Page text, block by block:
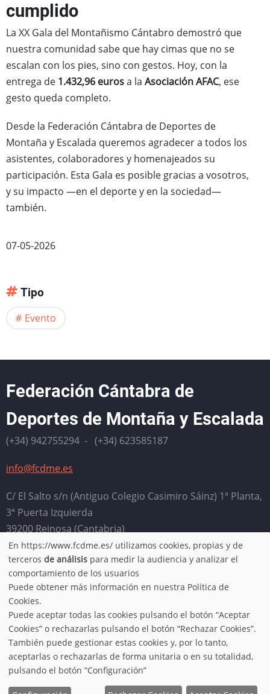
cumplido
La XX Gala del Montañismo Cántabro demostró que
nuestra comunidad sabe que hay cimas que no se
escalan con los pies, sino con gestos. Hoy, con la
entrega de 1.432,96 eurosa la Asociación AFAC, ese
gesto queda completo.
Desde la Federación Cántabra de Deportes de
Montaña y Escalada queremos agradecer a todos los
asistentes, colaboradores y homenajeados su
participación. Esta Gala es posible gracias a vosotros,
y su impacto —en el deporte y en la sociedad—
también.
07-05-2026
Tipo
Evento
Federación Cántabra de
Deportes de Montaña y Escalada
(+34) 942755294 - (+34) 623585187
info@fcdme.es
C/ El Salto s/n (Antiguo Colegio Casimiro Sáinz) 1ª Planta,
3ª Puerta Izquierda
39200 Reinosa (Cantabria)
Horario: Lunes, miércoles, jueves y viernes de 9:00 a
13:00. Martes de 16:00 a 20:00
Aviso legal
Política de cookies
© 2026 FCDME, All rights reserved.
Use
of
personal
data
and
En https://www.fcdme.es/ utilizamos cookies, propias y de
terceros de análisis para medir la audiencia y analizar el
comportamiento de los usuarios
Puede obtener más información en nuestra Política de
Cookies.
Puede aceptar todas las cookies pulsando el botón “Aceptar
Cookies” o rechazarlas pulsando el botón “Rechazar Cookies”.
También puede gestionar estas cookies y, por lo tanto,
aceptarlas o rechazarlas de forma unitaria o en su totalidad,
pulsando el botón “Configuración”